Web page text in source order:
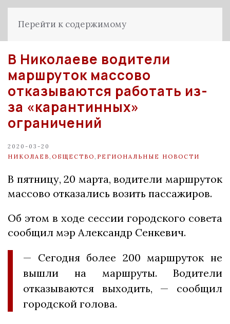
Перейти к содержимому
В Николаеве водители
маршруток массово
отказываются работать из-
за «карантинных»
ограничений
2020-03-20
НИКОЛАЕВ ОБЩЕСТВО РЕГИОНАЛЬНЫЕ НОВОСТИ
В пятницу, 20 марта, водители маршруток
массово отказались возить пассажиров.
Об этом в ходе сессии городского совета
сообщил мэр Александр Сенкевич.
— Сегодня более 200 маршруток не
вышли на маршруты. Водители
отказываются выходить, — сообщил
городской голова.